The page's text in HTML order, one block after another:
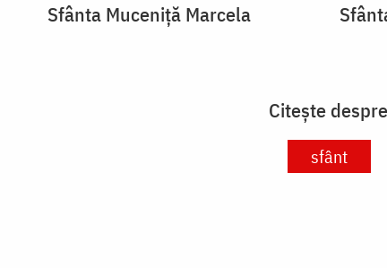
Sfânta Muceniță Marcela
Citește
sfânt